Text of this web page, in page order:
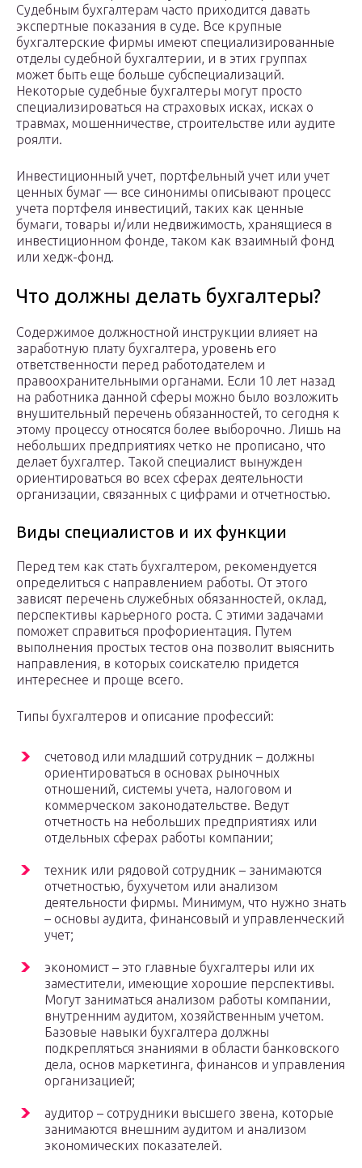
Судебным бухгалтерам часто приходится давать
экспертные показания в суде. Все крупные
бухгалтерские фирмы имеют специализированные
отделы судебной бухгалтерии, и в этих группах
может быть еще больше субспециализаций.
Некоторые судебные бухгалтеры могут просто
специализироваться на страховых исках, исках о
травмах, мошенничестве, строительстве или аудите
роялти.
Инвестиционный учет, портфельный учет или учет
ценных бумаг — все синонимы описывают процесс
учета портфеля инвестиций, таких как ценные
бумаги, товары и/или недвижимость, хранящиеся в
инвестиционном фонде, таком как взаимный фонд
или хедж-фонд.
Что должны делать бухгалтеры?
Содержимое должностной инструкции влияет на
заработную плату бухгалтера, уровень его
ответственности перед работодателем и
правоохранительными органами. Если 10 лет назад
на работника данной сферы можно было возложить
внушительный перечень обязанностей, то сегодня к
этому процессу относятся более выборочно. Лишь на
небольших предприятиях четко не прописано, что
делает бухгалтер. Такой специалист вынужден
ориентироваться во всех сферах деятельности
организации, связанных с цифрами и отчетностью.
Виды специалистов и их функции
Перед тем как стать бухгалтером, рекомендуется
определиться с направлением работы. От этого
зависят перечень служебных обязанностей, оклад,
перспективы карьерного роста. С этими задачами
поможет справиться профориентация. Путем
выполнения простых тестов она позволит выяснить
направления, в которых соискателю придется
интереснее и проще всего.
Типы бухгалтеров и описание профессий:
счетовод или младший сотрудник – должны
ориентироваться в основах рыночных
отношений, системы учета, налоговом и
коммерческом законодательстве. Ведут
отчетность на небольших предприятиях или
отдельных сферах работы компании;
техник или рядовой сотрудник – занимаются
отчетностью, бухучетом или анализом
деятельности фирмы. Минимум, что нужно знать
– основы аудита, финансовый и управленческий
учет;
экономист – это главные бухгалтеры или их
заместители, имеющие хорошие перспективы.
Могут заниматься анализом работы компании,
внутренним аудитом, хозяйственным учетом.
Базовые навыки бухгалтера должны
подкрепляться знаниями в области банковского
дела, основ маркетинга, финансов и управления
организацией;
аудитор – сотрудники высшего звена, которые
занимаются внешним аудитом и анализом
экономических показателей.